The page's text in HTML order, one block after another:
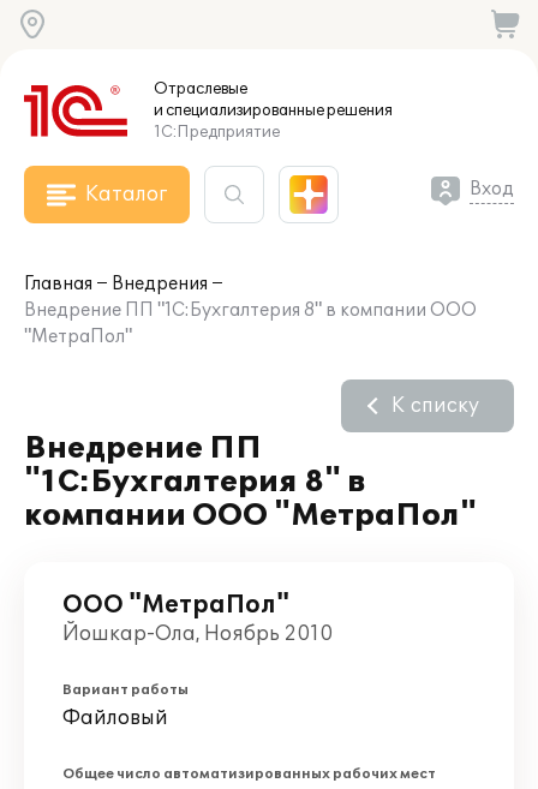
Отраслевые
и специализированныерешения
1С:Предприятие
Каталог Вход
Главная
Внедрения
Внедрение ПП "1С:Бухгалтерия 8" в компании ООО
"МетраПол"
Внедрение ПП
"1С:Бухгалтерия 8" в
компании ООО "МетраПол"
К списку
ООО "МетраПол"
Йошкар-Ола, Ноябрь 2010
Вариант работы
Файловый
Общее число автоматизированных рабочих мест